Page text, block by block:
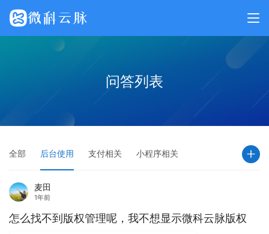
问答列表
全部 后台使用 支付相关 小程序相关
麦田
1年前
怎么找不到版权管理呢，我不想显示微科云脉版权